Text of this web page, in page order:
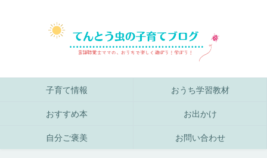
子育て情報 おうち学習教材
おすすめ本 お出かけ
自分ご褒美 お問い合わせ